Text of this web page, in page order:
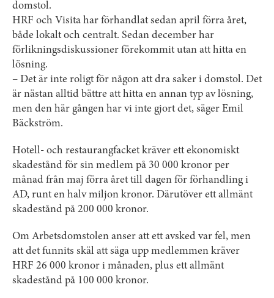
domstol.
HRF och Visita har förhandlat sedan april förra året,
både lokalt och centralt. Sedan december har
förlikningsdiskussioner förekommit utan att hitta en
lösning.
– Det är inte roligt för någon att dra saker i domstol. Det
är nästan alltid bättre att hitta en annan typ av lösning,
men den här gången har vi inte gjort det, säger Emil
Bäckström.
Hotell- och restaurangfacket kräver ett ekonomiskt
skadestånd för sin medlem på 30 000 kronor per
månad från maj förra året till dagen för förhandling i
AD, runt en halv miljon kronor. Därutöver ett allmänt
skadestånd på 200 000 kronor.
Om Arbetsdomstolen anser att ett avsked var fel, men
att det funnits skäl att säga upp medlemmen kräver
HRF 26 000 kronor i månaden, plus ett allmänt
skadestånd på 100 000 kronor.